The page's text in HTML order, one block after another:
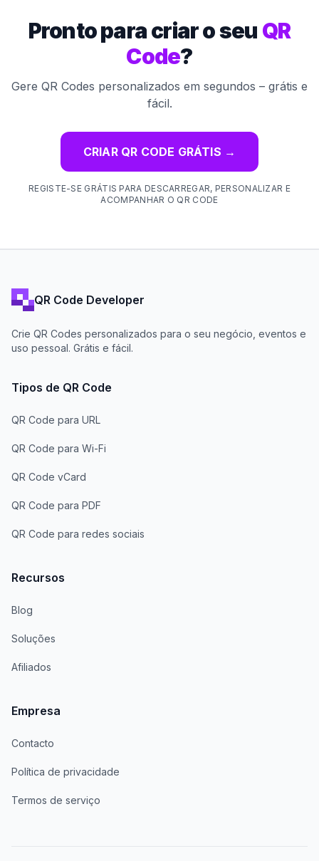
Pronto para criar o seu QR
Code?
Gere QR Codes personalizados em segundos – grátis e
fácil.
CRIAR QR CODE GRÁTIS →
REGISTE-SE GRÁTIS PARA DESCARREGAR, PERSONALIZAR E
ACOMPANHAR O QR CODE
QR Code Developer
Crie QR Codes personalizados para o seu negócio, eventos e
uso pessoal. Grátis e fácil.
Tipos de QR Code
QR Code para URL
QR Code para Wi-Fi
QR Code vCard
QR Code para PDF
QR Code para redes sociais
Recursos
Blog
Soluções
Afiliados
Empresa
Contacto
Política de privacidade
Termos de serviço